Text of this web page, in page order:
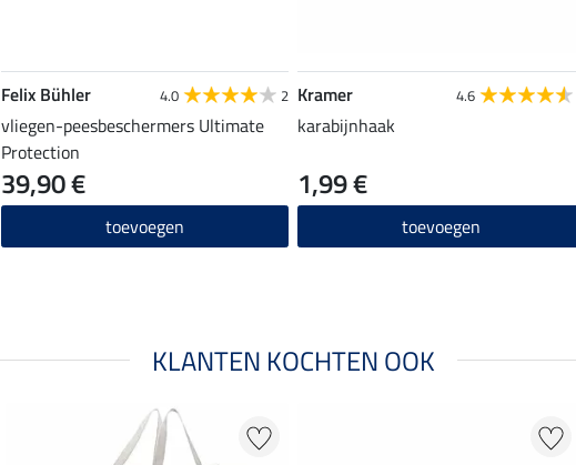
Felix Bühler 4.0 2
vliegen-peesbeschermers Ultimate
Protection
39,90 €
toevoegen
Kramer 4.6
karabijnhaak
1,99 €
toevoegen
KLANTEN KOCHTEN OOK